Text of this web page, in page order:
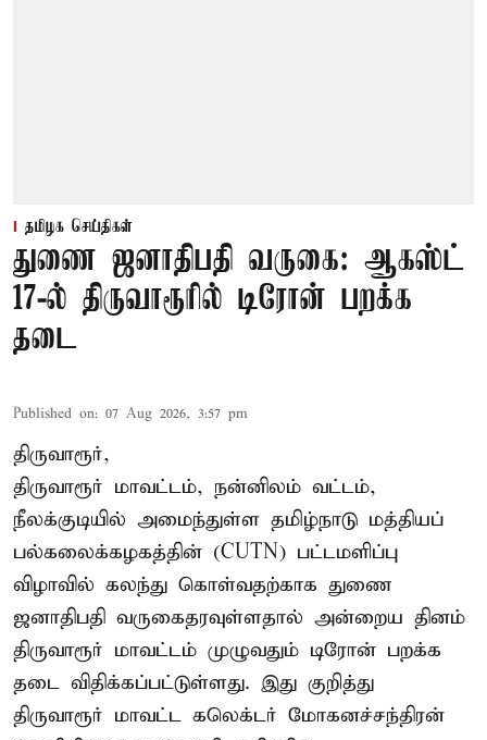
தமிழக செய்திகள்
துணை ஜனாதிபதி வருகை: ஆகஸ்ட்
17-ல் திருவாரூரில் டிரோன் பறக்க
தடை
Published on: 07 Aug 2026, 3:57 pm
திருவாரூர்,
திருவாரூர் மாவட்டம், நன்னிலம் வட்டம்,
நீலக்குடியில் அமைந்துள்ள தமிழ்நாடு மத்தியப்
பல்கலைக்கழகத்தின் (CUTN) பட்டமளிப்பு
விழாவில் கலந்து கொள்வதற்காக துணை
ஜனாதிபதி வருகைதரவுள்ளதால் அன்றைய தினம்
திருவாரூர் மாவட்டம் முழுவதும் டிரோன் பறக்க
தடை விதிக்கப்பட்டுள்ளது. இது குறித்து
திருவாரூர் மாவட்ட கலெக்டர் மோகனச்சந்திரன்